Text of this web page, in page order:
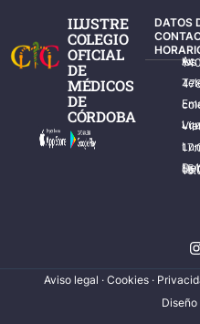
ILUSTRE
COLEGIO
OFICIAL
DE
MÉDICOS
DE
CÓRDOBA
DATOS
Av.
Lunes –
Lunes
Del 15/06 al 15/09
Aviso legal · Cookies·
Diseño